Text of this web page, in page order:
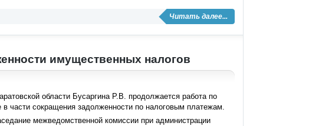
Читать далее...
имущественных налогов
области Бусаргина Р.В. продолжается работа по
части сокращения задолженности по налоговым платежам.
межведомственной комиссии при администрации